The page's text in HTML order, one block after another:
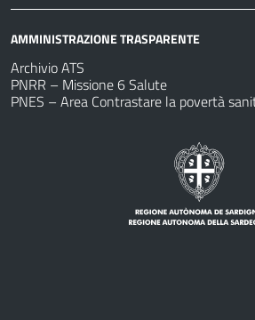
AMMINISTRAZIONE TRASPARENTE
Archivio ATS
PNRR – Missione 6 Salute
PNES – Area Contrastare la povertà